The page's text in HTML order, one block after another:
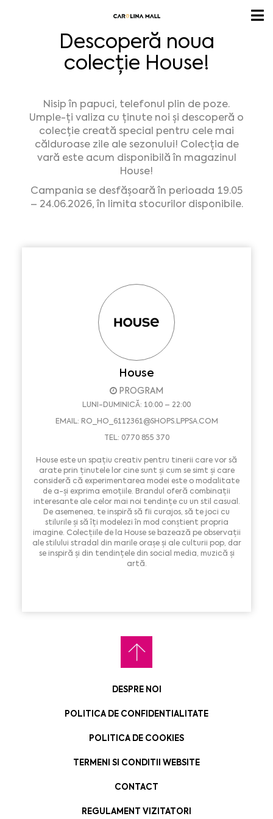
Descoperă noua
colecție House!
Nisip în papuci, telefonul plin de poze.
Umple-ți valiza cu ținute noi și descoperă o
colecție creată special pentru cele mai
călduroase zile ale sezonului! Colecția de
vară este acum disponibilă în magazinul
House!
Campania se desfășoară în perioada 19.05
– 24.06.2026, în limita stocurilor disponibile.
House
PROGRAM
LUNI-DUMINICĂ: 10:00 – 22:00
EMAIL: RO_HO_6112361@SHOPS.LPPSA.COM
TEL: 0770 855 370
House este un spațiu creativ pentru tinerii care vor să
arate prin ținutele lor cine sunt și cum se simt și care
consideră că experimentarea modei este o modalitate
de a-și exprima emoțiile. Brandul oferă combinații
interesante ale celor mai noi tendințe cu un stil casual.
De asemenea, te inspiră să fii curajos, să te joci cu
stilurile și să îți modelezi în mod conștient propria
imagine. Colecțiile de la House se bazează pe observații
ale stilului stradal din marile orașe și ale culturii pop, dar
se inspiră și din tendințele din social media, muzică și
artă.
DESPRE NOI
POLITICA DE CONFIDENTIALITATE
POLITICA DE COOKIES
TERMENI SI CONDITII WEBSITE
CONTACT
REGULAMENT VIZITATORI